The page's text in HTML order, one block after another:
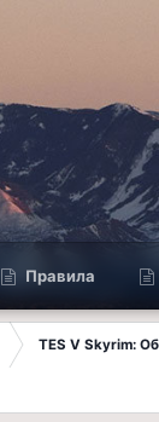
Правила
TES V Skyrim: